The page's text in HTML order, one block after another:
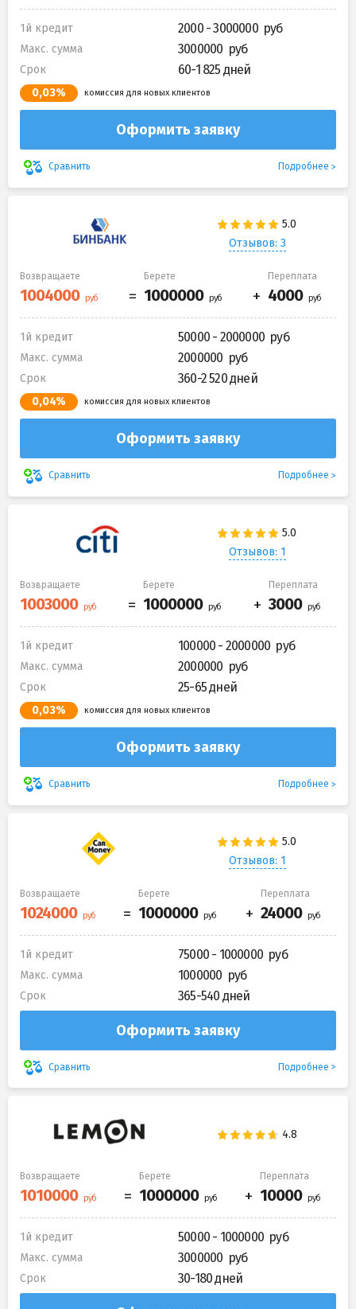
1й кредит 2000 - 3000000
Макс. сумма 3000000
Срок 60-1 825 дней
0,03% комиссия для новых клиентов
Оформить заявку
Сравнить Подробнее
Отзывов: 3
Возвращаете Берете Переплата
1й кредит 50000 - 2000000
Макс. сумма 2000000
Срок 360-2 520 дней
0,04% комиссия для новых клиентов
Оформить заявку
Сравнить Подробнее
Отзывов: 1
Возвращаете Берете Переплата
1й кредит 100000 - 2000000
Макс. сумма 2000000
Срок 25-65 дней
0,03% комиссия для новых клиентов
Оформить заявку
Сравнить Подробнее
Отзывов: 1
Возвращаете Берете Переплата
1й кредит 75000 - 1000000
Макс. сумма 1000000
Срок 365-540 дней
Оформить заявку
Сравнить Подробнее
Возвращаете Берете Переплата
1й кредит 50000 - 1000000
Макс. сумма 3000000
Срок 30-180 дней